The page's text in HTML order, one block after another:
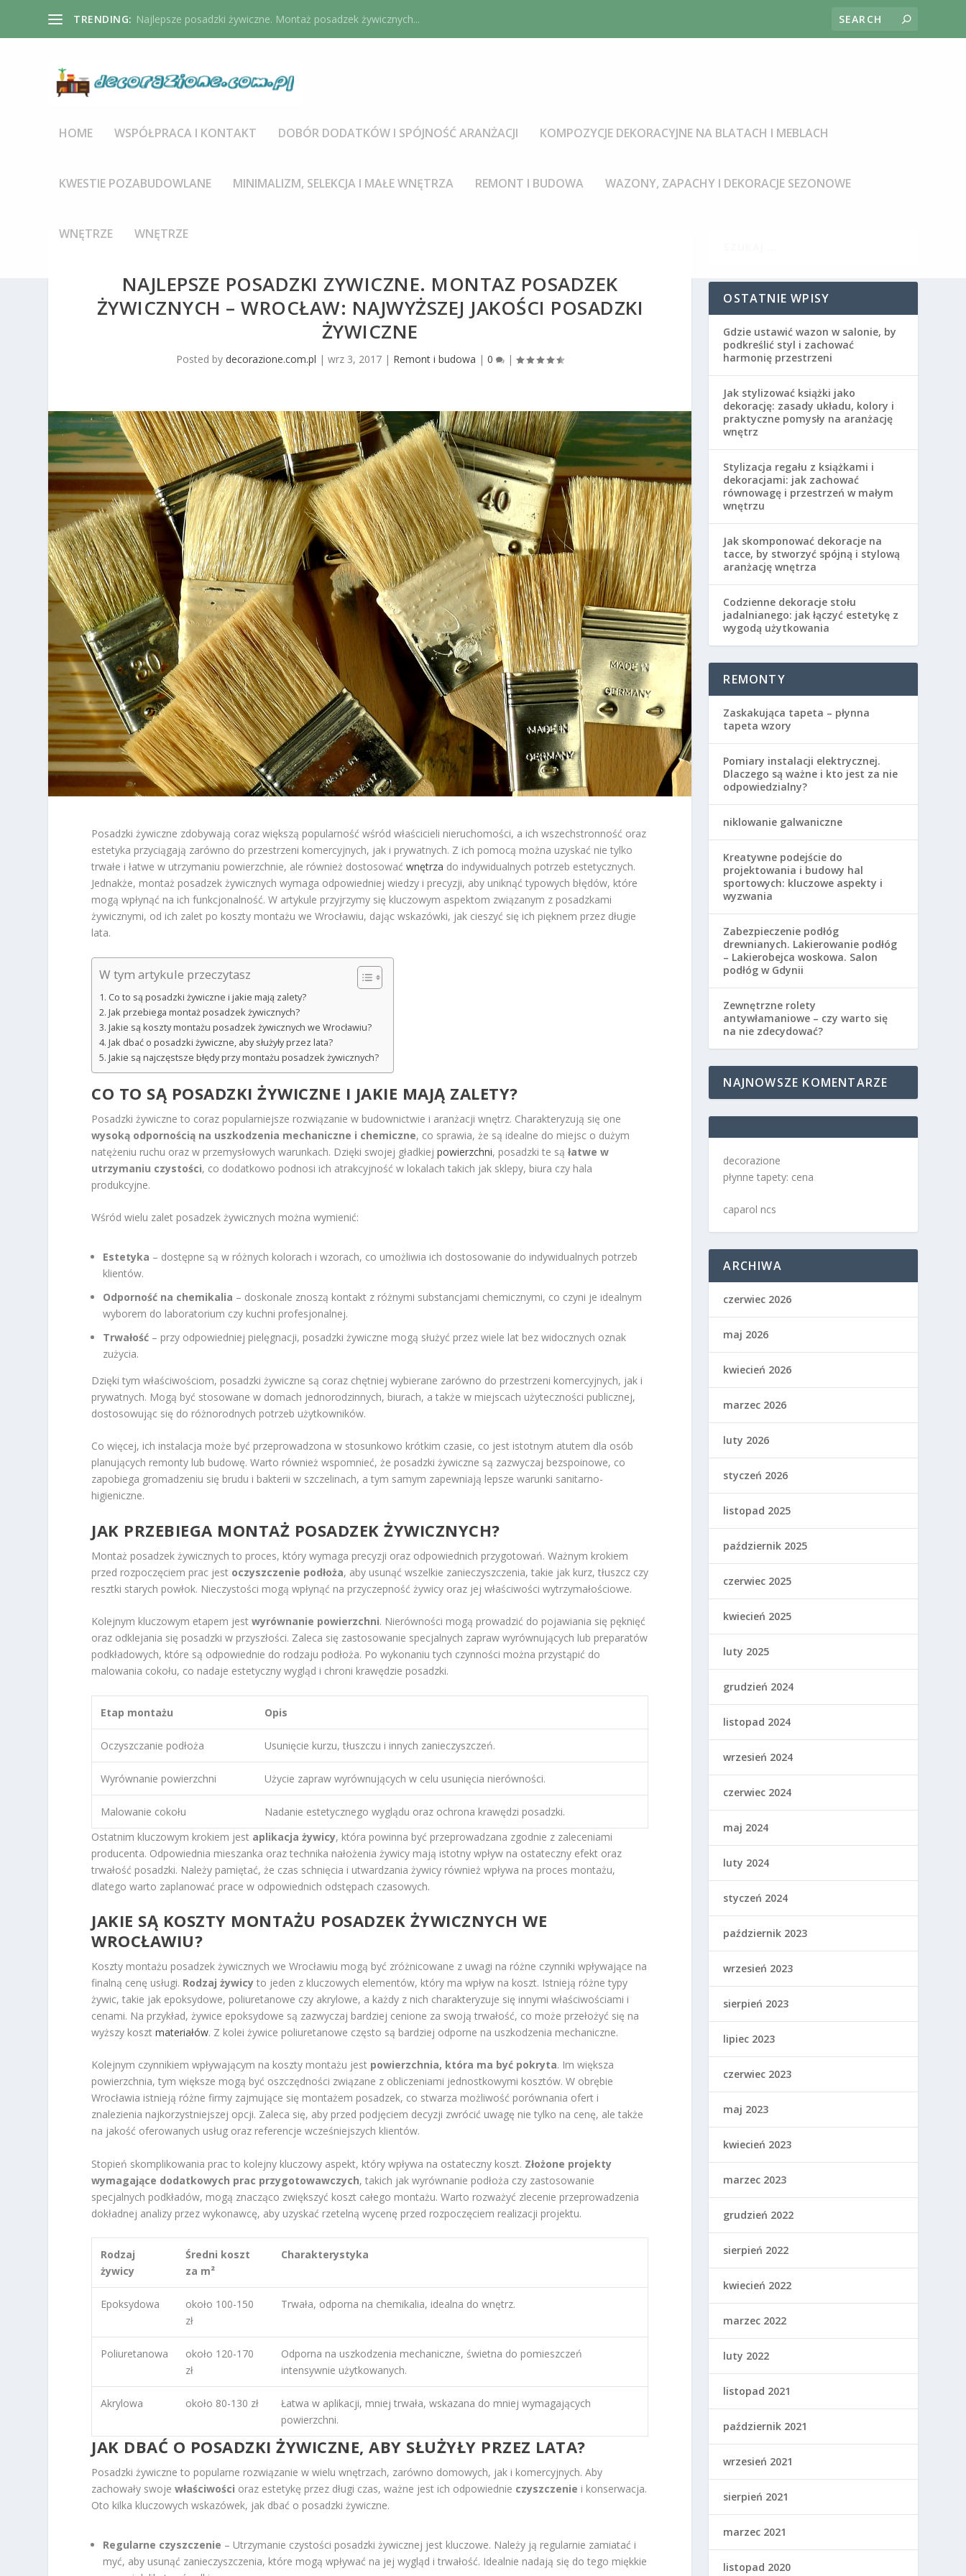
TRENDING: Najlepsze posadzki żywiczne. Montaż posadzek żywicznych...
HOME WSPÓŁPRACA I KONTAKT DOBÓR DODATKÓW I SPÓJNOŚĆ ARANŻACJI KOMPOZYCJE DEKORACYJNE NA BLATACH I MEBLACH
KWESTIE POZABUDOWLANE MINIMALIZM, SELEKCJA I MAŁE WNĘTRZA REMONT I BUDOWA WAZONY, ZAPACHY I DEKORACJE SEZONOWE
WNĘTRZE WNĘTRZE
NAJLEPSZE POSADZKI ŻYWICZNE. MONTAŻ POSADZEK
ŻYWICZNYCH – WROCŁAW: NAJWYŻSZEJ JAKOŚCI POSADZKI
ŻYWICZNE
Posted by decorazione.com.pl |wrz 3, 2017 | Remont i budowa |0 |
Posadzki żywiczne zdobywają coraz większą popularność wśród właścicieli nieruchomości, a ich wszechstronność oraz
estetyka przyciągają zarówno do przestrzeni komercyjnych, jak i prywatnych. Z ich pomocą można uzyskać nie tylko
trwałe i łatwe w utrzymaniu powierzchnie, ale również dostosowaćwnętrza do indywidualnych potrzeb estetycznych.
Jednakże, montaż posadzek żywicznych wymaga odpowiedniej wiedzy i precyzji, aby uniknąć typowych błędów, które
mogą wpłynąć na ich funkcjonalność. W artykule przyjrzymy się kluczowym aspektom związanym z posadzkami
żywicznymi, od ich zalet po koszty montażu we Wrocławiu, dając wskazówki, jak cieszyć się ich pięknem przez długie
lata.
W tym artykule przeczytasz
Co to są posadzki żywiczne i jakie mają zalety?
Jak przebiega montaż posadzek żywicznych?
Jakie są koszty montażu posadzek żywicznych we Wrocławiu?
Jak dbać o posadzki żywiczne, aby służyły przez lata?
Jakie są najczęstsze błędy przy montażu posadzek żywicznych?
CO TO SĄ POSADZKI ŻYWICZNE I JAKIE MAJĄ ZALETY?
Posadzki żywiczne to coraz popularniejsze rozwiązanie w budownictwie i aranżacji wnętrz. Charakteryzują się one
wysoką odpornością na uszkodzenia mechaniczne i chemiczne, co sprawia, że są idealne do miejsc o dużym
natężeniu ruchu oraz w przemysłowych warunkach. Dzięki swojej gładkiejpowierzchni, posadzki te sąłatwe w
utrzymaniu czystości, co dodatkowo podnosi ich atrakcyjność w lokalach takich jak sklepy, biura czy hala
produkcyjne.
Wśród wielu zalet posadzek żywicznych można wymienić:
Estetyka – dostępne są w różnych kolorach i wzorach, co umożliwia ich dostosowanie do indywidualnych potrzeb
klientów.
Odporność na chemikalia – doskonale znoszą kontakt z różnymi substancjami chemicznymi, co czyni je idealnym
wyborem do laboratorium czy kuchni profesjonalnej.
Trwałość – przy odpowiedniej pielęgnacji, posadzki żywiczne mogą służyć przez wiele lat bez widocznych oznak
zużycia.
Dzięki tym właściwościom, posadzki żywiczne są coraz chętniej wybierane zarówno do przestrzeni komercyjnych, jak i
prywatnych. Mogą być stosowane w domach jednorodzinnych, biurach, a także w miejscach użyteczności publicznej,
dostosowując się do różnorodnych potrzeb użytkowników.
Co więcej, ich instalacja może być przeprowadzona w stosunkowo krótkim czasie, co jest istotnym atutem dla osób
planujących remonty lub budowę. Warto również wspomnieć, że posadzki żywiczne są zazwyczaj bezspoinowe, co
zapobiega gromadzeniu się brudu i bakterii w szczelinach, a tym samym zapewniają lepsze warunki sanitarno-
higieniczne.
JAK PRZEBIEGA MONTAŻ POSADZEK ŻYWICZNYCH?
Montaż posadzek żywicznych to proces, który wymaga precyzji oraz odpowiednich przygotowań. Ważnym krokiem
przed rozpoczęciem prac jest oczyszczenie podłoża, aby usunąć wszelkie zanieczyszczenia, takie jak kurz, tłuszcz czy
resztki starych powłok. Nieczystości mogą wpłynąć na przyczepność żywicy oraz jej właściwości wytrzymałościowe.
Kolejnym kluczowym etapem jestwyrównanie powierzchni. Nierówności mogą prowadzić do pojawiania się pęknięć
oraz odklejania się posadzki w przyszłości. Zaleca się zastosowanie specjalnych zapraw wyrównujących lub preparatów
podkładowych, które są odpowiednie do rodzaju podłoża. Po wykonaniu tych czynności można przystąpić do
malowania cokołu, co nadaje estetyczny wygląd i chroni krawędzie posadzki.
Etap montażu Opis
Oczyszczanie podłoża Usunięcie kurzu, tłuszczu i innych zanieczyszczeń.
Wyrównanie powierzchni Użycie zapraw wyrównujących w celu usunięcia nierówności.
Malowanie cokołu
Nadanie estetycznego wyglądu oraz ochrona krawędzi posadzki.
Ostatnim kluczowym krokiem jest aplikacja żywicy, która powinna być przeprowadzana zgodnie z zaleceniami
producenta. Odpowiednia mieszanka oraz technika nałożenia żywicy mają istotny wpływ na ostateczny efekt oraz
trwałość posadzki. Należy pamiętać, że czas schnięcia i utwardzania żywicy również wpływa na proces montażu,
dlatego warto zaplanować prace w odpowiednich odstępach czasowych.
JAKIE SĄ KOSZTY MONTAŻU POSADZEK ŻYWICZNYCH WE
WROCŁAWIU?
Koszty montażu posadzek żywicznych we Wrocławiu mogą być zróżnicowane z uwagi na różne czynniki wpływające na
finalną cenę usługi. Rodzaj żywicy to jeden z kluczowych elementów, który ma wpływ na koszt. Istnieją różne typy
żywic, takie jak epoksydowe, poliuretanowe czy akrylowe, a każdy z nich charakteryzuje się innymi właściwościami i
cenami. Na przykład, żywice epoksydowe są zazwyczaj bardziej cenione za swoją trwałość, co może przełożyć się na
wyższy kosztmateriałów. Z kolei żywice poliuretanowe często są bardziej odporne na uszkodzenia mechaniczne.
Kolejnym czynnikiem wpływającym na koszty montażu jest powierzchnia, która ma być pokryta. Im większa
powierzchnia, tym większe mogą być oszczędności związane z obliczeniami jednostkowymi kosztów. W obrębie
Wrocławia istnieją różne firmy zajmujące się montażem posadzek, co stwarza możliwość porównania ofert i
znalezienia najkorzystniejszej opcji. Zaleca się, aby przed podjęciem decyzji zwrócić uwagę nie tylko na cenę, ale także
na jakość oferowanych usług oraz referencje wcześniejszych klientów.
Stopień skomplikowania prac to kolejny kluczowy aspekt, który wpływa na ostateczny koszt. Złożone projekty
wymagające dodatkowych prac przygotowawczych, takich jak wyrównanie podłoża czy zastosowanie
specjalnych podkładów, mogą znacząco zwiększyć koszt całego montażu. Warto rozważyć zlecenie przeprowadzenia
dokładnej analizy przez wykonawcę, aby uzyskać rzetelną wycenę przed rozpoczęciem realizacji projektu.
Rodzaj
żywicy
Średni koszt
za m²
Charakterystyka
Epoksydowa
około 100-150
zł
Trwała, odporna na chemikalia, idealna do wnętrz.
Poliuretanowa
około 120-170
zł
Odporna na uszkodzenia mechaniczne, świetna do pomieszczeń
intensywnie użytkowanych.
Akrylowa około 80-130 zł
Łatwa w aplikacji, mniej trwała, wskazana do mniej wymagających
powierzchni.
JAK DBAĆ O POSADZKI ŻYWICZNE, ABY SŁUŻYŁY PRZEZ LATA?
Posadzki żywiczne to popularne rozwiązanie w wielu wnętrzach, zarówno domowych, jak i komercyjnych. Aby
zachowały swojewłaściwości oraz estetykę przez długi czas, ważne jest ich odpowiednie czyszczenie i konserwacja.
Oto kilka kluczowych wskazówek, jak dbać o posadzki żywiczne.
Regularne czyszczenie – Utrzymanie czystości posadzki żywicznej jest kluczowe. Należy ją regularnie zamiatać i
myć, aby usunąć zanieczyszczenia, które mogą wpływać na jej wygląd i trwałość. Idealnie nadają się do tego miękkie
OSTATNIE WPISY
Gdzie ustawić wazon w salonie, by
podkreślić styl i zachować
harmonię przestrzeni
Jak stylizować książki jako
dekorację: zasady układu, kolory i
praktyczne pomysły na aranżację
wnętrz
Stylizacja regału z książkami i
dekoracjami: jak zachować
równowagę i przestrzeń w małym
wnętrzu
Jak skomponować dekoracje na
tacce, by stworzyć spójną i stylową
aranżację wnętrza
Codzienne dekoracje stołu
jadalnianego: jak łączyć estetykę z
wygodą użytkowania
REMONTY
Zaskakująca tapeta – płynna
tapeta wzory
Pomiary instalacji elektrycznej.
Dlaczego są ważne i kto jest za nie
odpowiedzialny?
niklowanie galwaniczne
Kreatywne podejście do
projektowania i budowy hal
sportowych: kluczowe aspekty i
wyzwania
Zabezpieczenie podłóg
drewnianych. Lakierowanie podłóg
– Lakierobejca woskowa. Salon
podłóg w Gdynii
Zewnętrzne rolety
antywłamaniowe – czy warto się
na nie zdecydować?
NAJNOWSZE KOMENTARZE
decorazione
płynne tapety: cena
caparol ncs
ARCHIWA
czerwiec 2026
maj 2026
kwiecień 2026
marzec 2026
luty 2026
styczeń 2026
listopad 2025
październik 2025
czerwiec 2025
kwiecień 2025
luty 2025
grudzień 2024
listopad 2024
wrzesień 2024
czerwiec 2024
maj 2024
luty 2024
styczeń 2024
październik 2023
wrzesień 2023
sierpień 2023
lipiec 2023
czerwiec 2023
maj 2023
kwiecień 2023
marzec 2023
grudzień 2022
sierpień 2022
kwiecień 2022
marzec 2022
luty 2022
listopad 2021
październik 2021
wrzesień 2021
sierpień 2021
marzec 2021
listopad 2020